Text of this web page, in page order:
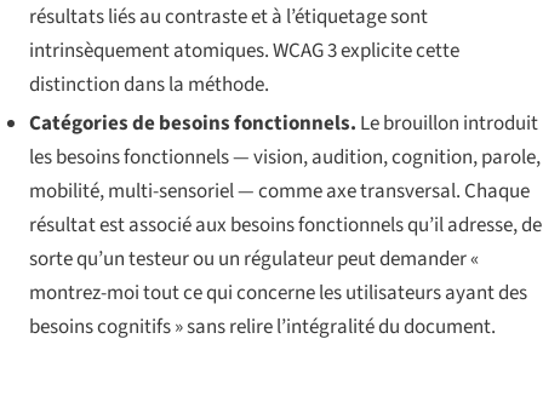
résultats liés au contraste et à l’étiquetage sont
intrinsèquement atomiques. WCAG 3 explicite cette
distinction dans la méthode.
Catégories de besoins fonctionnels. Le brouillon introduit
lesbesoins fonctionnels— vision, audition, cognition, parole,
mobilité, multi-sensoriel — comme axe transversal. Chaque
résultat est associé aux besoins fonctionnels qu’il adresse, de
sorte qu’un testeur ou un régulateur peut demander «
montrez-moi tout ce qui concerne les utilisateurs ayant des
besoins cognitifs » sans relire l’intégralité du document.